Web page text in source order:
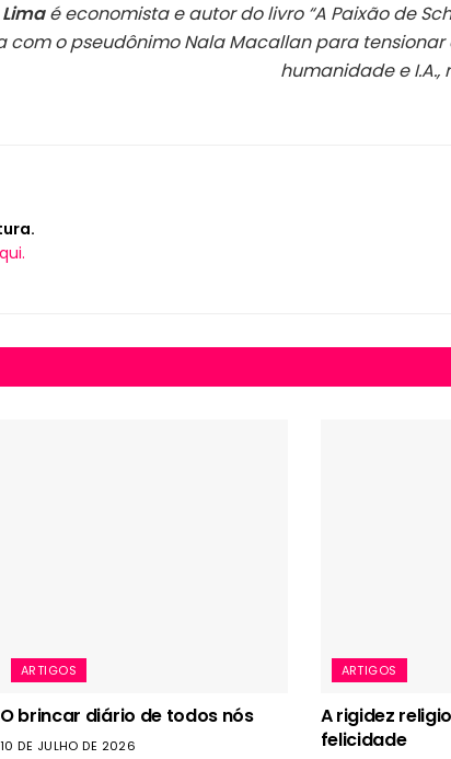
é economista e autor do livro “A Paixão de
com o pseudônimo Nala Macallan para tensionar
humanidade e
ARTIGOS
O brincar diário de todos nós
10 DE JULHO DE 2026
ARTIGOS
A rigidez
felicidade